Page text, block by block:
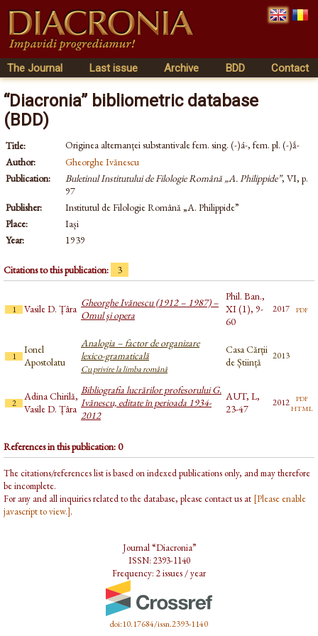
The Journal Last issue Archive BDD Contact
“Diacronia” bibliometric database
(BDD)
Title:
Originea alternanței substantivale fem. sing. (-)á-, fem. pl. (-)ắ-
Author:
Gheorghe Ivănescu
Publication:
Buletinul Institutului de Filologie Română „A. Philippide”, VI, p.
97
Publisher:
Institutul de Filologie Română „A. Philippide”
Place:
Iași
Year:
1939
Citations to this publication: 3
1 Vasile D. Țâra Gheorghe Ivănescu (1912 – 1987) –
Omul şi opera
Phil. Ban.,
XI (1), 9-
60
2017 pdf
1
Ionel
Apostolatu
Analogia – factor de organizare
lexico-gramaticală
Cu privire la limba română
Casa Cărții
de Știință
2013
2
Adina Chirilă,
Vasile D. Țâra
Bibliografia lucrărilor profesorului G.
Ivănescu, editate în perioada 1934-
2012
AUT, L,
23-47
2012 pdf
html
References in this publication: 0
The citations/references list is based on indexed publications only, and may therefore
be incomplete.
For any and all inquiries related to the database, please contact us at [Please enable
javascript to view.].
Journal “Diacronia”
ISSN: 2393-1140
Frequency: 2 issues / year
doi:10.17684/issn.2393-1140